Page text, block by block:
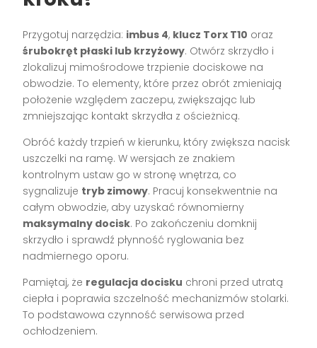
Przygotuj narzędzia: imbus 4, klucz Torx T10 oraz
śrubokręt płaski lub krzyżowy. Otwórz skrzydło i
zlokalizuj mimośrodowe trzpienie dociskowe na
obwodzie. To elementy, które przez obrót zmieniają
położenie względem zaczepu, zwiększając lub
zmniejszając kontakt skrzydła z ościeżnicą.
Obróć każdy trzpień w kierunku, który zwiększa nacisk
uszczelki na ramę. W wersjach ze znakiem
kontrolnym ustaw go w stronę wnętrza, co
sygnalizuje tryb zimowy. Pracuj konsekwentnie na
całym obwodzie, aby uzyskać równomierny
maksymalny docisk. Po zakończeniu domknij
skrzydło i sprawdź płynność ryglowania bez
nadmiernego oporu.
Pamiętaj, że regulacja docisku chroni przed utratą
ciepła i poprawia szczelność mechanizmów stolarki.
To podstawowa czynność serwisowa przed
ochłodzeniem.